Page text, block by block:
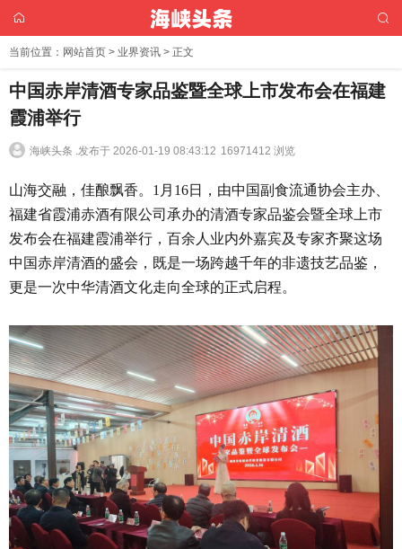
当前位置： 网站首页 > 业界资讯 > 正文
中国赤岸清酒专家品鉴暨全球上市发布会在福建
霞浦举行
海峡头条 .发布于 2026-01-19 08:43:12 16971412 浏览
山海交融，佳酿飘香。1月16日，由中国副食流通协会主办、
福建省霞浦赤酒有限公司承办的清酒专家品鉴会暨全球上市
发布会在福建霞浦举行，百余人业内外嘉宾及专家齐聚这场
中国赤岸清酒的盛会，既是一场跨越千年的非遗技艺品鉴，
更是一次中华清酒文化走向全球的正式启程。